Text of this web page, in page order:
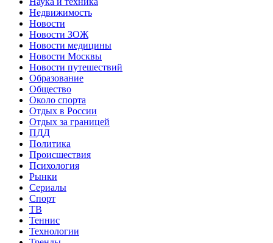
Недвижимость
Новости
Новости ЗОЖ
Новости медицины
Новости Москвы
Новости путешествий
Образование
Общество
Около спорта
Отдых в России
Отдых за границей
ПДД
Политика
Происшествия
Психология
Рынки
Сериалы
Спорт
ТВ
Теннис
Технологии